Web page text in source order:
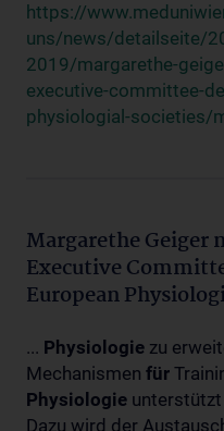
https://
uns/news/detailseite/
2019/margarethe-
executive-committee-
physiologial-societies/
Margarethe Geiger
Executive
European
... Physiologie zu
Mechanismen für
Physiologie
Dazu wird der